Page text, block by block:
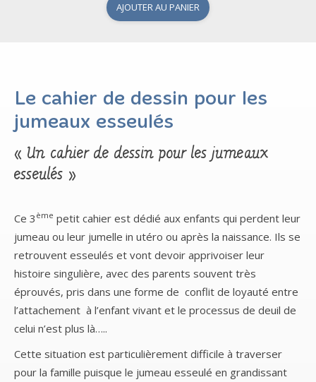
AJOUTER AU PANIER
Le cahier de dessin pour les
jumeaux esseulés
« Un cahier de dessin pour les jumeaux
esseulés »
Ce 3 ème petit cahier est dédié aux enfants qui perdent leur
jumeau ou leur jumelle in utéro ou après la naissance. Ils se
retrouvent esseulés et vont devoir apprivoiser leur
histoire singulière, avec des parents souvent très
éprouvés, pris dans une forme de conflit de loyauté entre
l’attachement à l’enfant vivant et le processus de deuil de
celui n’est plus là…..
Cette situation est particulièrement difficile à traverser
pour la famille puisque le jumeau esseulé en grandissant